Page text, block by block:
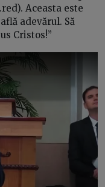
Aceasta este
adevărul. Să
Cristos!”